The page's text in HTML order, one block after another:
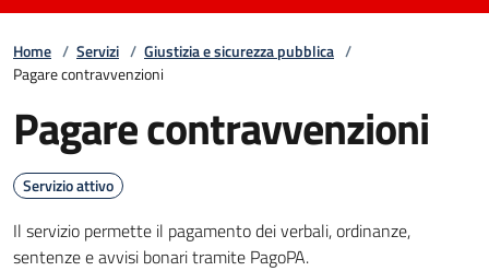
Home / Servizi / Giustizia e sicurezza pubblica /
Pagare contravvenzioni
Pagare contravvenzioni
Servizio attivo
Il servizio permette il pagamento dei verbali, ordinanze,
sentenze e avvisi bonari tramite PagoPA.